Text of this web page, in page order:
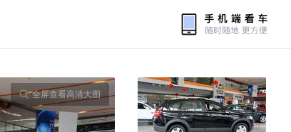
全屏查看高清大图